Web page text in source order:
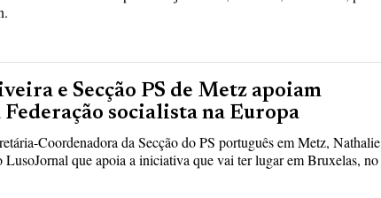
e Secção PS de Metz apoiam
Federação socialista na Europa
Coordenadora da Secção do PS português em Metz, Nathalie
que apoia a iniciativa que vai ter lugar em Bruxelas, no